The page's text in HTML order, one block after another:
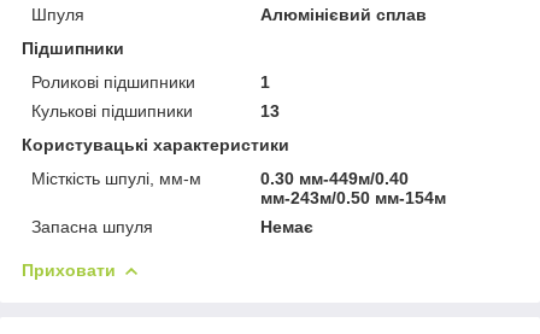
Шпуля
Алюмінієвий сплав
Підшипники
Роликові підшипники
1
Кулькові підшипники
13
Користувацькі характеристики
Місткість шпулі, мм-м
0.30 мм-449м/0.40
мм-243м/0.50 мм-154м
Запасна шпуля
Немає
Приховати